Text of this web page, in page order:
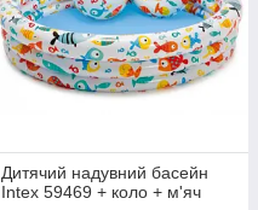
Дитячий надувний басейн
Intex 59469 + коло + м'яч